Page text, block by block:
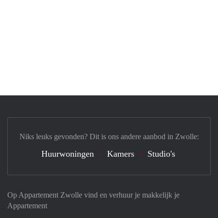
Op Appartement Zwolle vind en verhuur je makkelijk je
Appartement
Niks leuks gevonden? Dit is ons andere aanbod in Zwolle:
Huurwoningen Kamers Studio's